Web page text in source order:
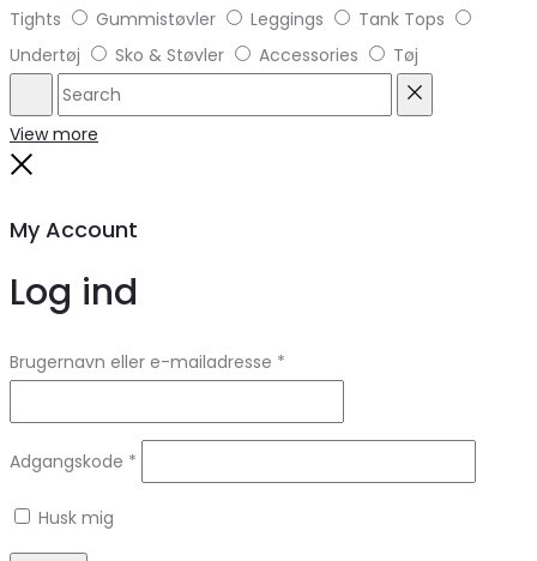
Tights
Gummistøvler Leggings
Tank Tops
Undertøj
Sko & Støvler Accessories Tøj
Search
View more
My Account
Log ind
Brugernavn eller e-mailadresse *
Adgangskode *
Husk mig